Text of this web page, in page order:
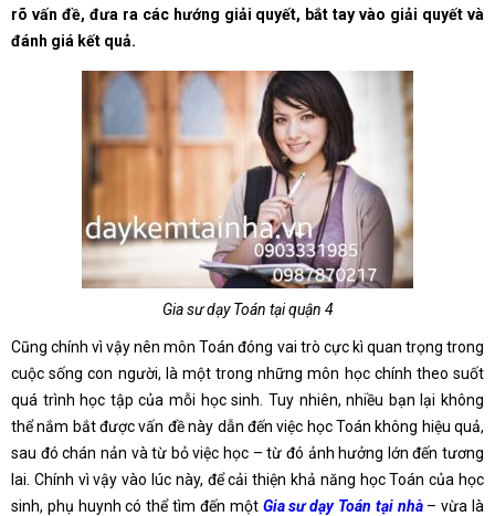
rõ vấn đề, đưa ra các hướng giải quyết, bắt tay vào giải quyết và
đánh giá kết quả.
Gia sư dạy Toán tại quận 4
Cũng chính vì vậy nên môn Toán đóng vai trò cực kì quan trọng trong
cuộc sống con người, là một trong những môn học chính theo suốt
quá trình học tập của mỗi học sinh. Tuy nhiên, nhiều bạn lại không
thể nắm bắt được vấn đề này dẫn đến việc học Toán không hiệu quả,
sau đó chán nản và từ bỏ việc học – từ đó ảnh hưởng lớn đến tương
lai. Chính vì vậy vào lúc này, để cải thiện khả năng học Toán của học
sinh, phụ huynh có thể tìm đến một Gia sư dạy Toán tại nhà– vừa là